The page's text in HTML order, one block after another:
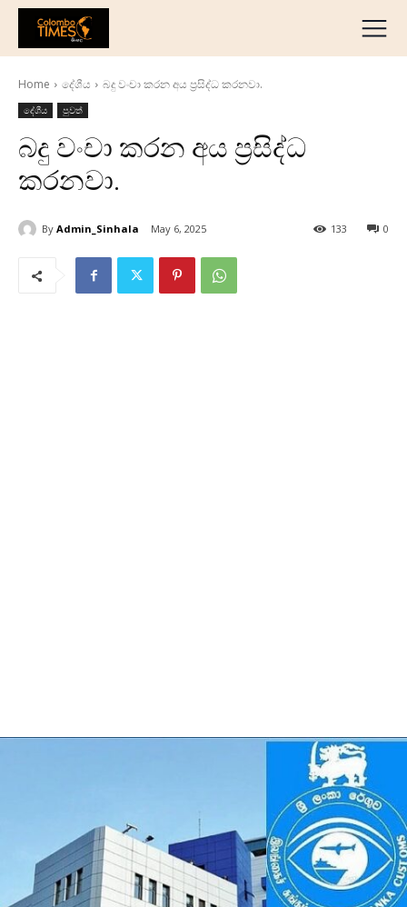
දේශීය
ජාත්‍යන්තර
අධ්‍යාපනික
හෝටල් සහ සංචාරක
English
Home දේශීය බදු වංචා කරන අය ප්‍රසිද්ධ කරනවා.
දේශීය පුවත්
බදු වංචා කරන අය ප්‍රසිද්ධ
කරනවා.
By Admin_Sinhala May 6, 2025 0
133